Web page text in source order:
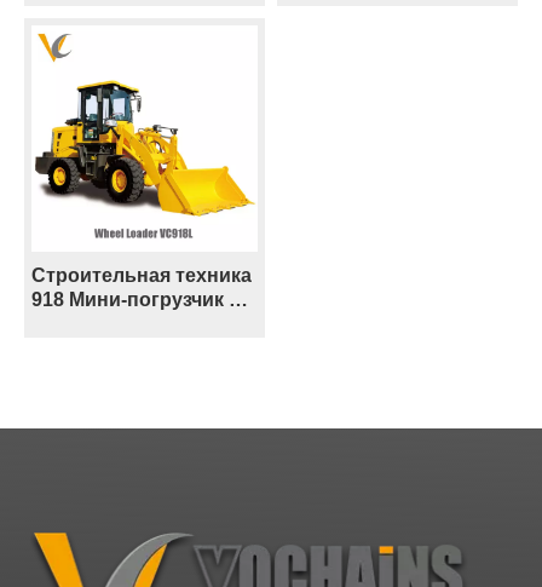
Корее, Филиппинах
Строительная техника
918 Мини-погрузчик 1,8